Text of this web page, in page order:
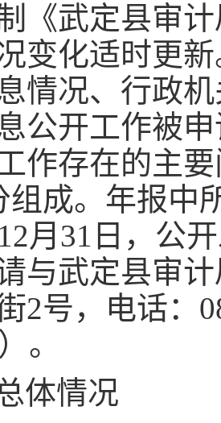
《武定县审
变化适时更
情况、行政
公开工作被
作存在的主
组成。年报中
月31日，公
与武定县审
2号，电话：
。
体情况